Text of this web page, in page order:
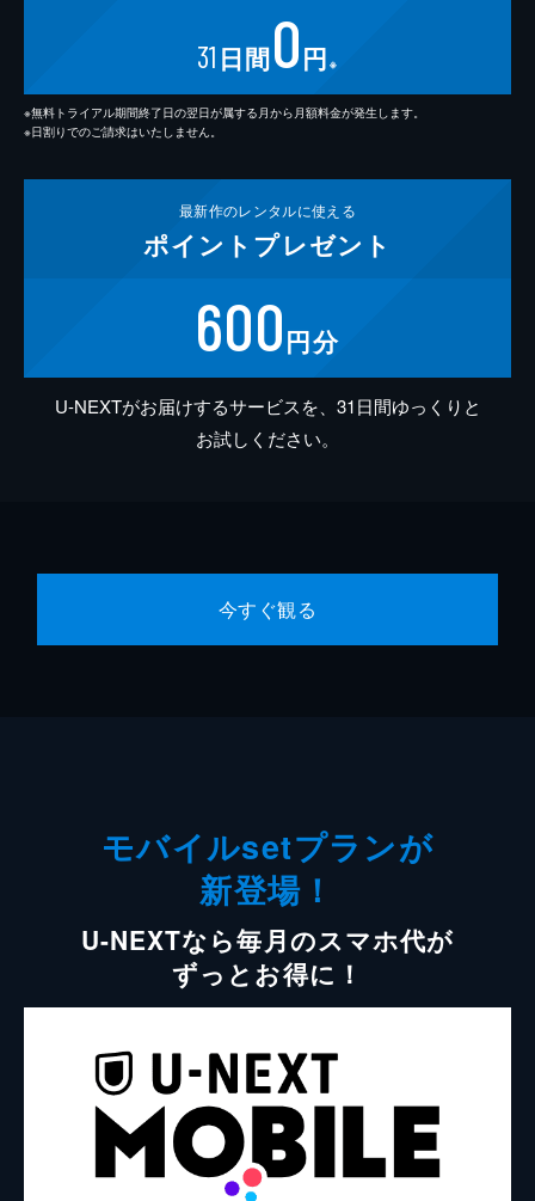
31 日間0円 ※
※無料トライアル期間終了日の翌日が属する月から月額料金が発生します。
※日割りでのご請求はいたしません。
最新作のレンタルに使える
ポイント プレゼント
600円分
U-NEXTがお届けするサービスを、31日間ゆっくりと
お試しください。
今すぐ観る
モバイルsetプランが
新登場！
U-NEXTなら毎月のスマホ代が
ずっとお得に！